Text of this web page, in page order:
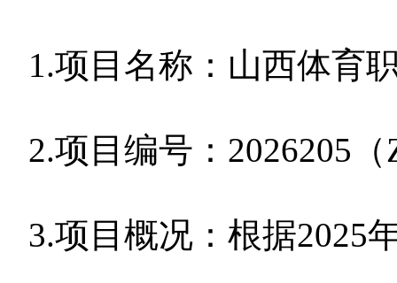
1.项目名称：山西体育
2.项目编号：2026205
3.项目概况：根据2025